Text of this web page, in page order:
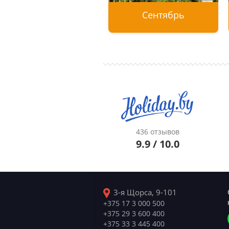
Сентябрь
436 отзывов
9.9 / 10.0
3-я Щорса, 9-101
+375 17 3 000 500
+375 29 3 600 400
+375 33 3 445 400